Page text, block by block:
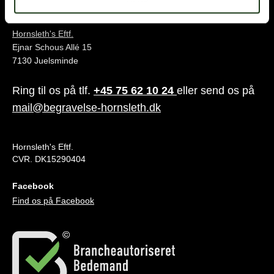
Hornsleth's Eftf.
Ejnar Schous Allé 15
7130 Juelsminde
Ring til os på tlf. +45 75 62 10 24 eller send os på
mail@begravelse-hornsleth.dk
Hornsleth's Eftf.
CVR. DK15290404
Facebook
Find os på Facebook